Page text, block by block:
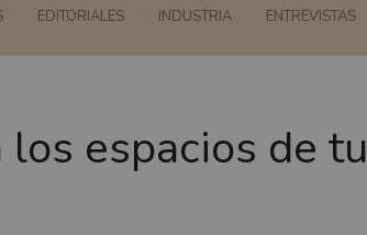
EDITORIALES INDUSTRIA ENTREVISTAS
espacios de tu